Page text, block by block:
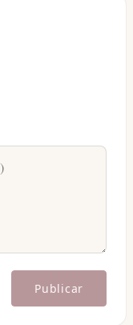
Publicar